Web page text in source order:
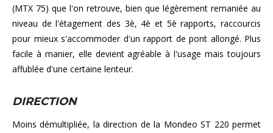
(MTX 75) que l'on retrouve, bien que légèrement remaniée au
niveau de l'étagement des 3è, 4è et 5è rapports, raccourcis
pour mieux s'accommoder d'un rapport de pont allongé. Plus
facile à manier, elle devient agréable à l'usage mais toujours
affublée d'une certaine lenteur.
DIRECTION
Moins démultipliée, la direction de la Mondeo ST 220 permet